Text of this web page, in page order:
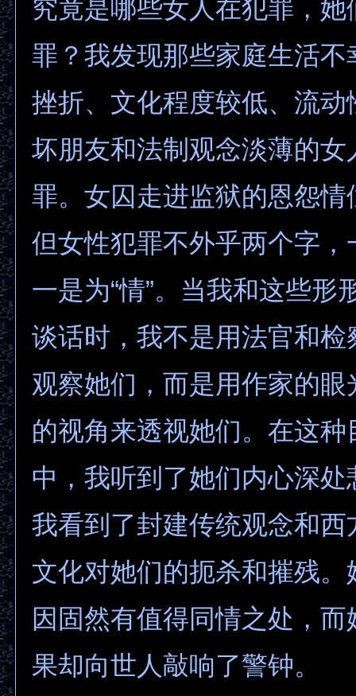
究竟是哪些女人在犯罪，她
罪？我发现那些家庭生活不
挫折、文化程度较低、流动
坏朋友和法制观念淡薄的女
罪。女囚走进监狱的恩怨情
但女性犯罪不外乎两个字，
一是为“情”。当我和这些形
谈话时，我不是用法官和检
观察她们，而是用作家的眼
的视角来透视她们。在这种
中，我听到了她们内心深处
我看到了封建传统观念和西
文化对她们的扼杀和摧残。
因固然有值得同情之处，
果却向世人敲响了警钟。